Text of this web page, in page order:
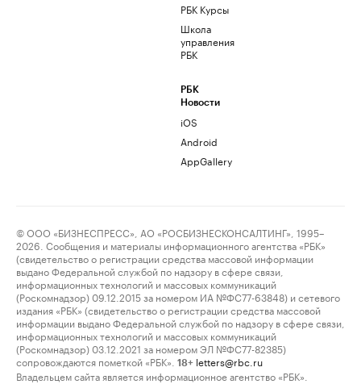
РБК Курсы
Школа
управления
РБК
РБК
Новости
iOS
Android
AppGallery
© ООО «БИЗНЕСПРЕСС», АО «РОСБИЗНЕСКОНСАЛТИНГ», 1995–
2026. Сообщения и материалы информационного агентства «РБК»
(свидетельство о регистрации средства массовой информации
выдано Федеральной службой по надзору в сфере связи,
информационных технологий и массовых коммуникаций
(Роскомнадзор) 09.12.2015 за номером ИА №ФС77-63848) и сетевого
издания «РБК» (свидетельство о регистрации средства массовой
информации выдано Федеральной службой по надзору в сфере связи,
информационных технологий и массовых коммуникаций
(Роскомнадзор) 03.12.2021 за номером ЭЛ №ФС77-82385)
сопровождаются пометкой «РБК».
18+ letters@rbc.ru
Владельцем сайта является информационное агентство «РБК».